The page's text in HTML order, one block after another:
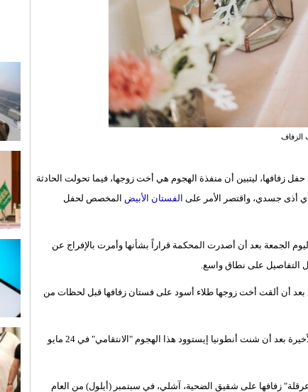
الزفاف
زفافها، ليتبين أن منفذة الهجوم هي أخت زوجها، فيما تحولت الحادثة
أذى جسدي، واقتصر الأمر علىالفستان الأبيض المخصص لحفل
لكن تفاصيلها انكشفت صباح اليوم الجمعة بعد أن أصدرت المحكمة قراراً بشأنها وأمرت بالإفراج عن
التفاصيل على نطاق واسع.
بعد أن ألقت أخت زوجها طلاء أسود على فستان زفافها قبل لحظات من
واضطرت جيما مونك، البالغة من العمر 35 عاماً، إلى تغيير فستانها في اللحظة الأخيرة بعد أن شنت أنطونيا إيستوود هذا الهجوم "الانتقامي" في 24 مايو
زفافها على شقيق الضحية، آشلي، في سبتمبر (أيلول) من العام